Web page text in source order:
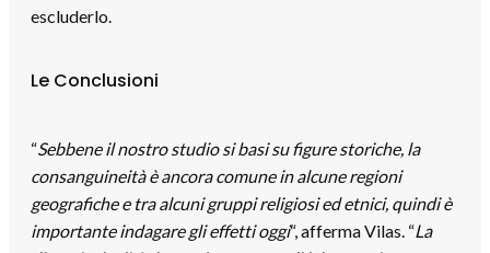
escluderlo.
Le Conclusioni
“Sebbene il nostro studio si basi su figure storiche, la
consanguineità è ancora comune in alcune regioni
geografiche e tra alcuni gruppi religiosi ed etnici, quindi è
importante indagare gli effetti oggi“, afferma Vilas. “La